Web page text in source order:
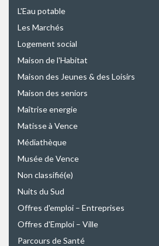
L'Eau potable
Les Marchés
Logement social
Maison de l'Habitat
Maison des Jeunes & des Loisirs
Maison des seniors
Maîtrise energie
Matisse à Vence
Médiathèque
Musée de Vence
Non classifié(e)
Nuits du Sud
Offres d'emploi – Entreprises
Offres d'Emploi – Ville
Parcours de Santé